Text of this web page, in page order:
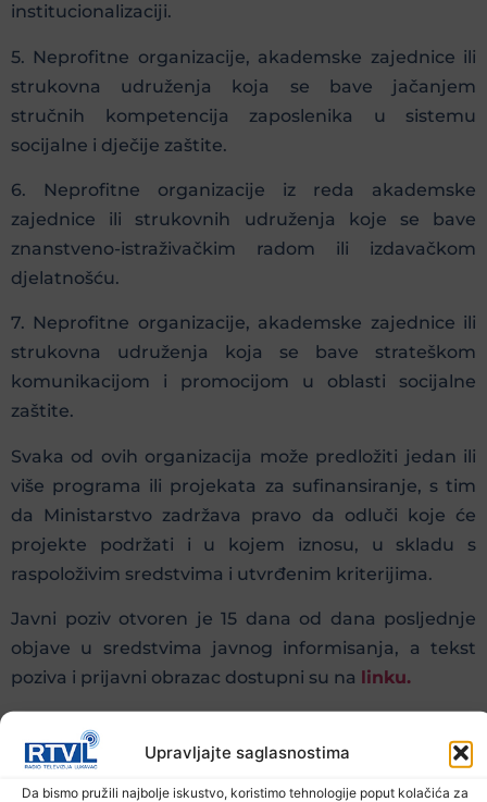
Upravljajte saglasnostima
Da bismo pružili najbolje iskustvo, koristimo tehnologije poput kolačića za
institucionalizaciji.
5. Neprofitne organizacije, akademske zajednice ili
strukovna udruženja koja se bave jačanjem
stručnih kompetencija zaposlenika u sistemu
socijalne i dječije zaštite.
6. Neprofitne organizacije iz reda akademske
zajednice ili strukovnih udruženja koje se bave
znanstveno-istraživačkim radom ili izdavačkom
djelatnošću.
7. Neprofitne organizacije, akademske zajednice ili
strukovna udruženja koja se bave strateškom
komunikacijom i promocijom u oblasti socijalne
zaštite.
Svaka od ovih organizacija može predložiti jedan ili
više programa ili projekata za sufinansiranje, s tim
da Ministarstvo zadržava pravo da odluči koje će
projekte podržati i u kojem iznosu, u skladu s
raspoloživim sredstvima i utvrđenim kriterijima.
Javni poziv otvoren je 15 dana od dana posljednje
objave u sredstvima javnog informisanja, a tekst
poziva i prijavni obrazac dostupni su na
linku.
Prethodna vijest Sljedeća vijest